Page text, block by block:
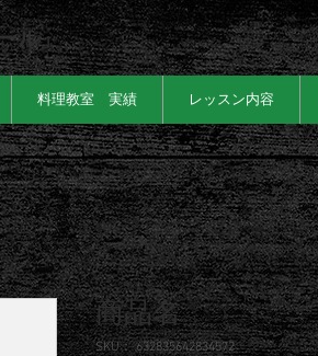
ル」
料理教室 実績 レッスン内容
商品名
SKU： 632835642834572